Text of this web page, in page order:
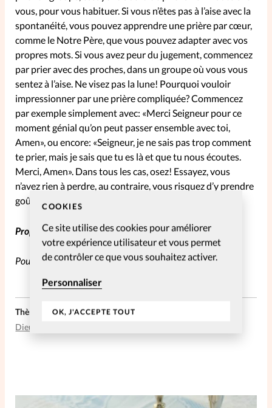
COOKIES
Ce site utilise des cookies pour améliorer
votre expérience utilisateur et vous permet
de contrôler ce que vous souhaitez activer.
Personnaliser
OK, J'ACCEPTE TOUT
vous, pour vous habituer. Si vous n’êtes pas à l’aise avec la
spontanéité, vous pouvez apprendre une prière par cœur,
comme le Notre Père, que vous pouvez adapter avec vos
propres mots. Si vous avez peur du jugement, commencez
par prier avec des proches, dans un groupe où vous vous
sentez à l’aise. Ne visez pas la lune! Pourquoi vouloir
impressionner par une prière compliquée? Commencez
par exemple simplement avec: «Merci Seigneur pour ce
moment génial qu’on peut passer ensemble avec toi,
Amen», ou encore: «Seigneur, je ne sais pas trop comment
te prier, mais je sais que tu es là et que tu nous écoutes.
Merci, Amen». Dans tous les cas, osez! Essayez, vous
n’avez rien à perdre, au contraire, vous risquez d’y prendre
goût.
Propos recueillis par Priscille Matron
Pour vous abonner à la Pause SpirituElles,c’est par ici!
Thèmes liés:
Dieu